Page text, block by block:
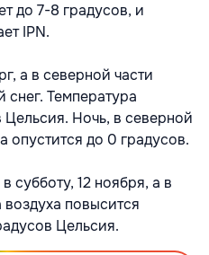
до 7-8 градусов, и
IPN.
а в северной части
Температура
Ночь, в северной
опустится до 0 градусов.
субботу, 12 ноября, а в
повысится
Цельсия.